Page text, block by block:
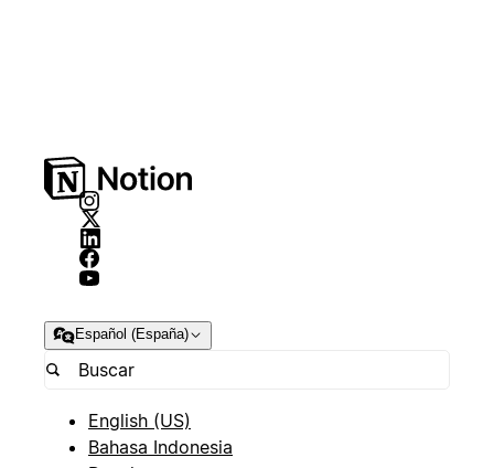
Español (España)
English (US)
Bahasa Indonesia